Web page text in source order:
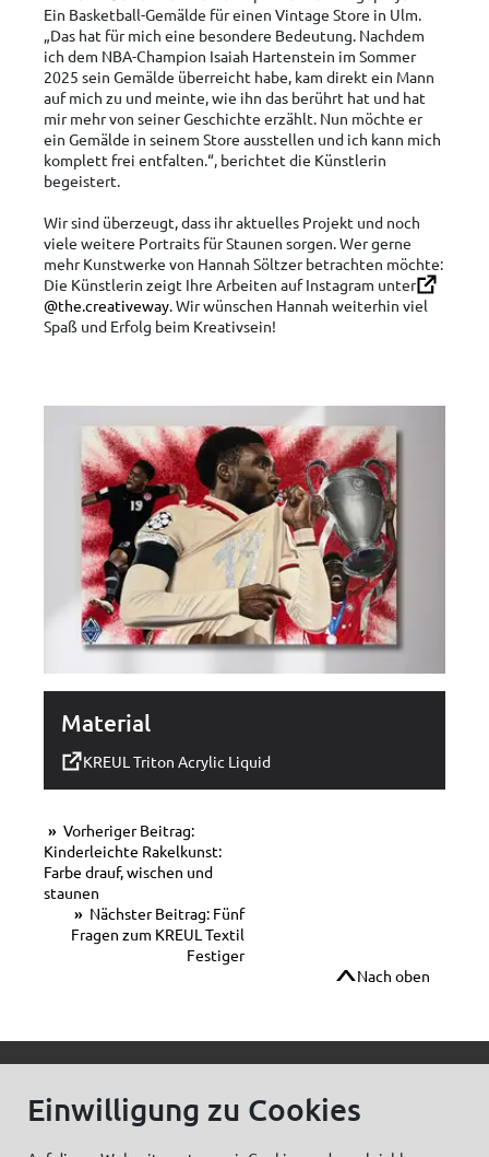
Ein Basketball-Gemälde für einen Vintage Store in Ulm.
„Das hat für mich eine besondere Bedeutung. Nachdem
ich dem NBA-Champion Isaiah Hartenstein im Sommer
2025 sein Gemälde überreicht habe, kam direkt ein Mann
auf mich zu und meinte, wie ihn das berührt hat und hat
mir mehr von seiner Geschichte erzählt. Nun möchte er
ein Gemälde in seinem Store ausstellen und ich kann mich
komplett frei entfalten.“, berichtet die Künstlerin
begeistert.
Wir sind überzeugt, dass ihr aktuelles Projekt und noch
viele weitere Portraits für Staunen sorgen. Wer gerne
mehr Kunstwerke von Hannah Söltzer betrachten möchte:
Die Künstlerin zeigt Ihre Arbeiten auf Instagram unter
@the.creativeway. Wir wünschen Hannah weiterhin viel
Spaß und Erfolg beim Kreativsein!
Material
KREUL Triton Acrylic Liquid
Vorheriger Beitrag:
Kinderleichte Rakelkunst:
Farbe drauf, wischen und
staunen
Nächster Beitrag: Fünf
Fragen zum KREUL Textil
Festiger
Nach oben
Einwilligung zu Cookies